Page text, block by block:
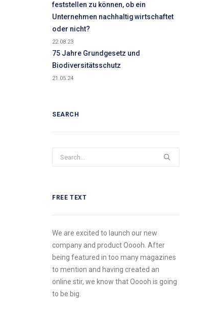
feststellen zu können, ob ein
Unternehmen nachhaltig wirtschaftet
oder nicht?
22.08.23
75 Jahre Grundgesetz und
Biodiversitätsschutz
21.05.24
SEARCH
FREE TEXT
We are excited to launch our new
company and product Ooooh. After
being featured in too many magazines
to mention and having created an
online stir, we know that Ooooh is going
to be big.